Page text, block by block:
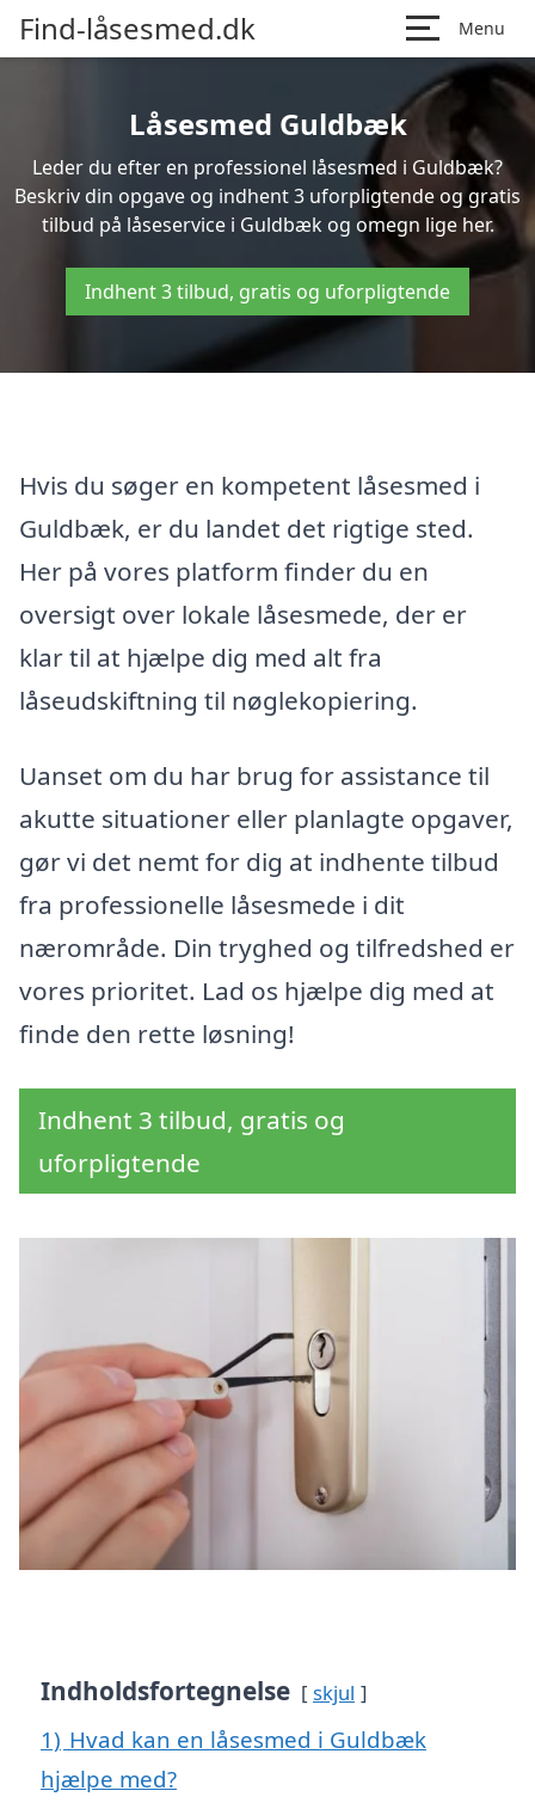
Find-låsesmed.dk Menu
Låsesmed Guldbæk
Leder du efter en professionel låsesmed i Guldbæk?
Beskriv din opgave og indhent 3 uforpligtende og gratis
tilbud på låseservice i Guldbæk og omegn lige her.
Indhent 3 tilbud, gratis og uforpligtende
Hvis du søger en kompetent låsesmed i
Guldbæk, er du landet det rigtige sted.
Her på vores platform finder du en
oversigt over lokale låsesmede, der er
klar til at hjælpe dig med alt fra
låseudskiftning til nøglekopiering.
Uanset om du har brug for assistance til
akutte situationer eller planlagte opgaver,
gør vi det nemt for dig at indhente tilbud
fra professionelle låsesmede i dit
nærområde. Din tryghed og tilfredshed er
vores prioritet. Lad os hjælpe dig med at
finde den rette løsning!
Indhent 3 tilbud, gratis og
uforpligtende
Indholdsfortegnelse skjul
1) Hvad kan en låsesmed i Guldbæk
hjælpe med?